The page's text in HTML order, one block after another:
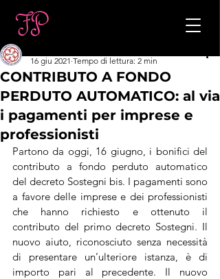
CONTRIBUTO A FONDO
PERDUTO AUTOMATICO: al via
i pagamenti per imprese e
professionisti
16 giu 2021 Tempo di lettura: 2 min
Partono da oggi, 16 giugno, i bonifici del
contributo a fondo perduto automatico
del decreto Sostegni bis. I pagamenti sono
a favore delle imprese e dei professionisti
che hanno richiesto e ottenuto il
contributo del primo decreto Sostegni. Il
nuovo aiuto, riconosciuto senza necessità
di presentare un’ulteriore istanza, è di
importo pari al precedente. Il nuovo